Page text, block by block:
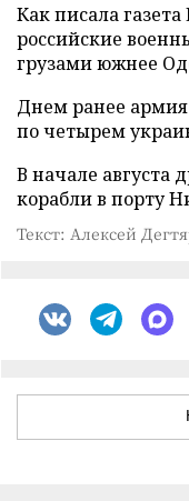
Как писала
российские
грузами южнее
Днем ранее
по четырем
В начале августа
корабли в порту
Текст: Алексей